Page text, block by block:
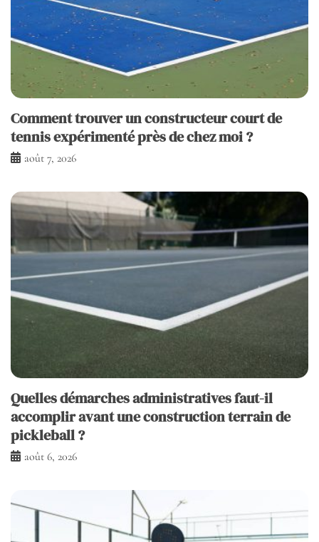
Comment trouver un constructeur court de
tennis expérimenté près de chez moi ?
août 7, 2026
Quelles démarches administratives faut-il
accomplir avant une construction terrain de
pickleball ?
août 6, 2026